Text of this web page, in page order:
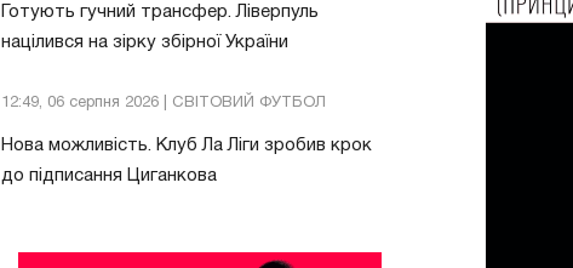
Готують гучний трансфер. Ліверпуль
націлився на зірку збірної України
12:49, 06 серпня 2026 | СВІТОВИЙ ФУТБОЛ
Нова можливість. Клуб Ла Ліги зробив крок
до підписання Циганкова